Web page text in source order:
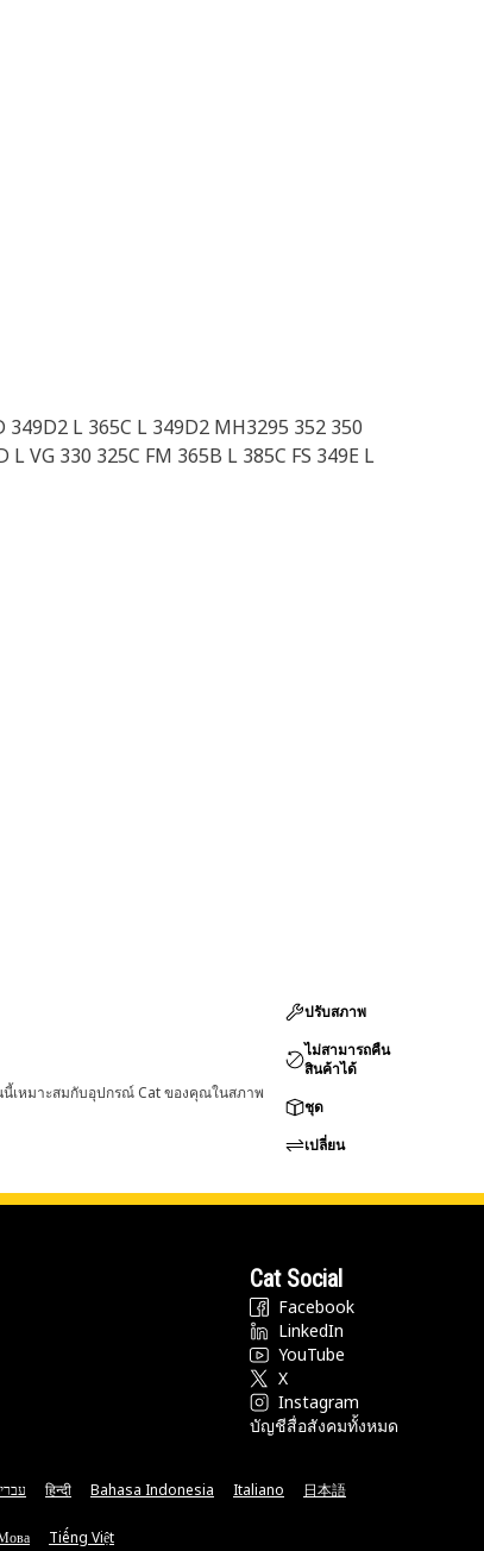
349D2 L 365C L 349D2 MH3295 352 350
VG 330 325C FM 365B L 385C FS 349E L
เหมาะสมกับอุปกรณ์ Cat ของคุณในสภาพ
ปรับสภาพ
ไม่สามารถคืน
สินค้าได้
ชุด
เปลี่ยน
Cat Social
Facebook
LinkedIn
YouTube
X
Instagram
บัญชีสื่อสังคมทั้งหมด
हिन्दी Bahasa Indonesia Italiano 日本語
Tiếng Việt